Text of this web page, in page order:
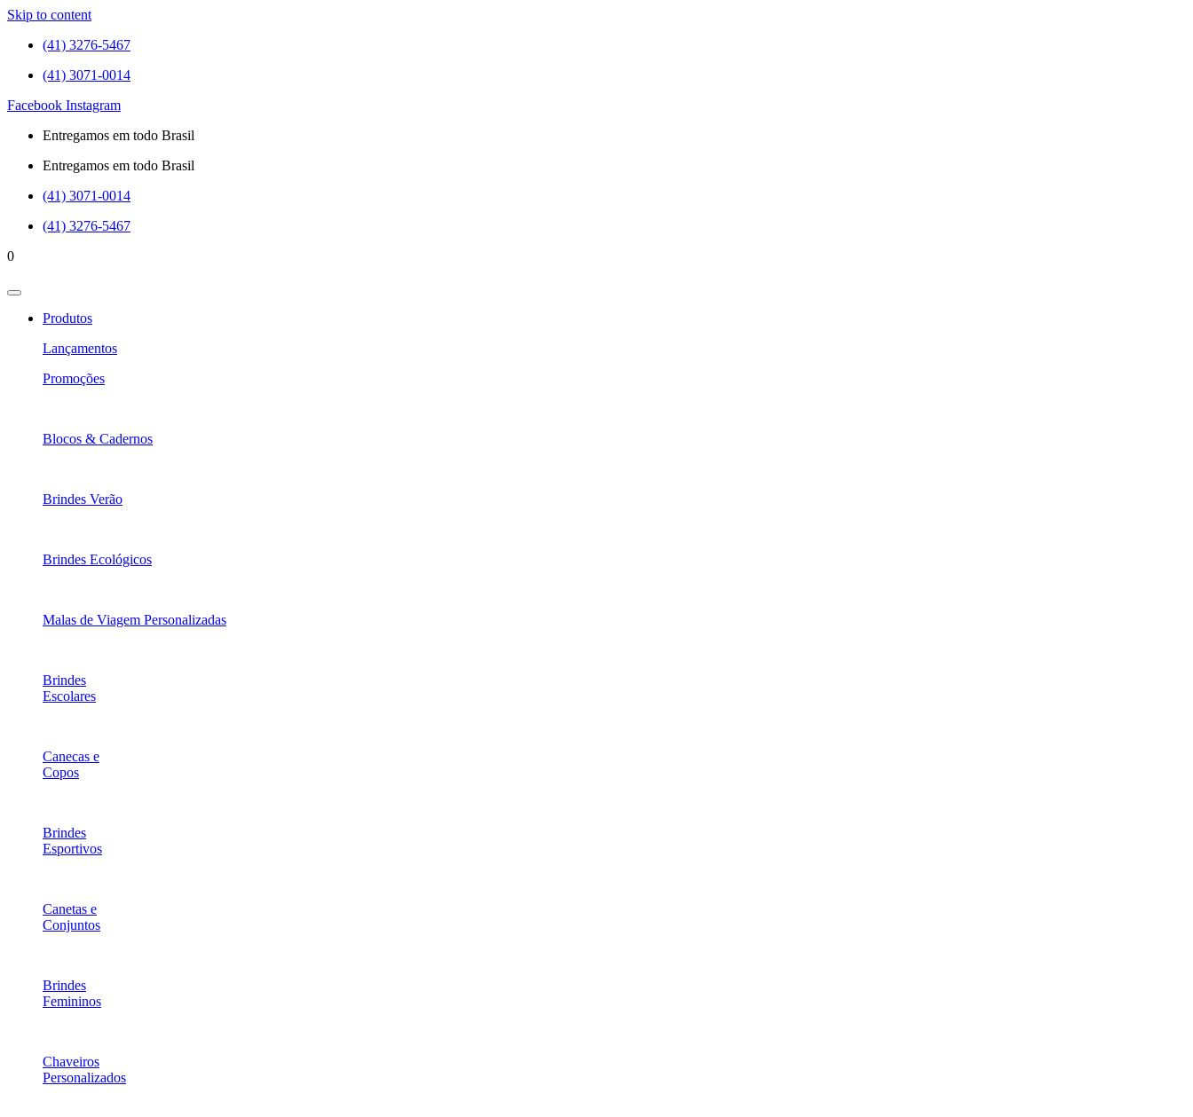
Skip to content
(41) 3276-5467
(41) 3071-0014
Facebook Instagram
Entregamos em todo Brasil
Entregamos em todo Brasil
(41) 3071-0014
(41) 3276-5467
0
Produtos
Lançamentos
Promoções
Blocos & Cadernos
Brindes Verão
Brindes Ecológicos
Malas de Viagem Personalizadas
Brindes
Escolares
Canecas e
Copos
Brindes
Esportivos
Canetas e
Conjuntos
Brindes
Femininos
Chaveiros
Personalizados